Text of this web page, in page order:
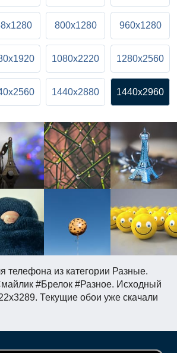
из категории Разные.
#Брелок #Разное. Исходный
Текущие обои уже скачали
800x1280 960x1280
1080x2220 1280x2560
1440x2880 1440x2960